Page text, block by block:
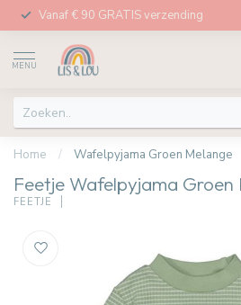
Vanaf € 90 GRATIS verzending
MENU
Home / Wafelpyjama Groen Melange
Feetje Wafelpyjama Groen
FEETJE